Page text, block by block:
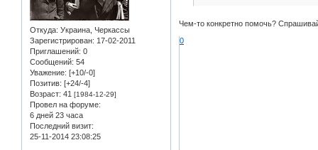
Откуда: Украина, Черкассы
Зарегистрирован: 17-02-2011
Приглашений: 0
Сообщений: 54
Уважение: [+10/-0]
Позитив: [+24/-4]
Возраст: 41 [1984-12-29]
Провел на форуме:
6 дней 23 часа
Последний визит:
25-11-2014 23:08:25
Чем-то конкретно помочь?
0